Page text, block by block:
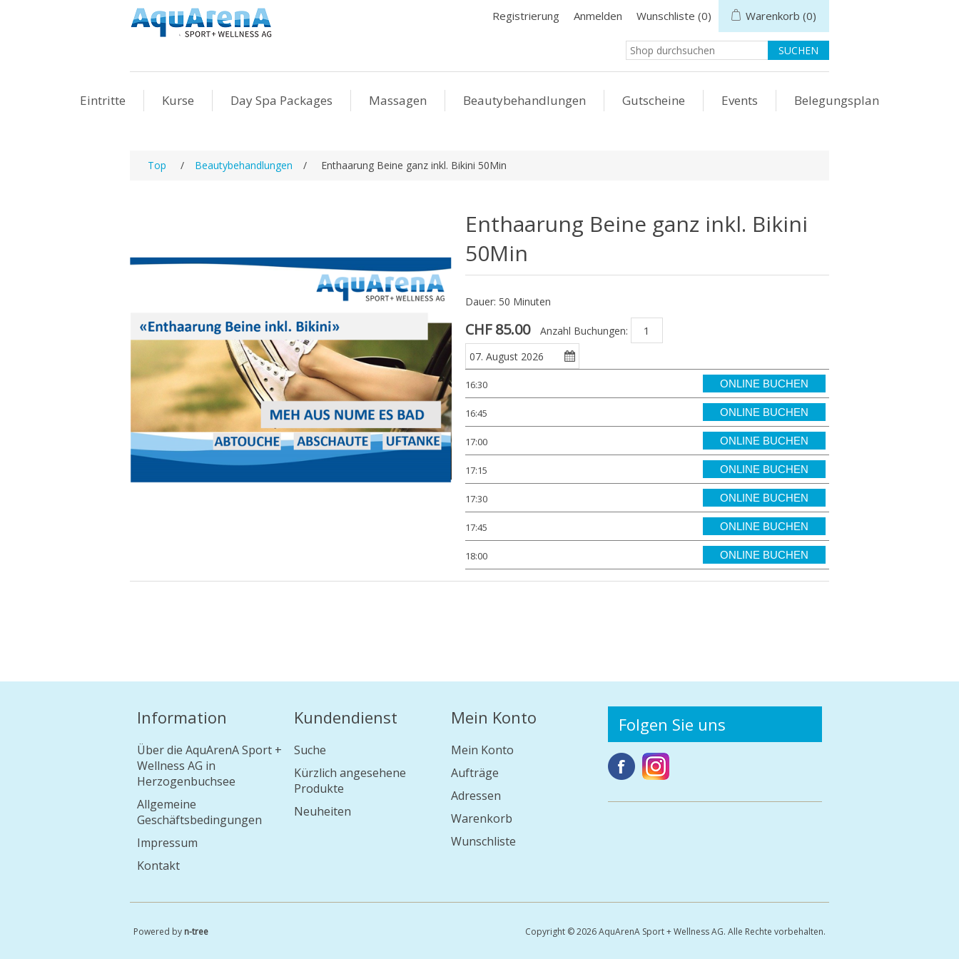
Registrierung Anmelden Wunschliste (0) Warenkorb (0)
Eintritte Kurse Day Spa Packages Massagen Beautybehandlungen Gutscheine Events Belegungsplan
Top / Beautybehandlungen / Enthaarung Beine ganz inkl. Bikini 50Min
Enthaarung Beine ganz inkl. Bikini
50Min
Dauer: 50 Minuten
CHF 85.00 Anzahl Buchungen:
16:30 ONLINE BUCHEN
16:45 ONLINE BUCHEN
17:00 ONLINE BUCHEN
17:15 ONLINE BUCHEN
17:30 ONLINE BUCHEN
17:45 ONLINE BUCHEN
18:00 ONLINE BUCHEN
Information
Über die AquArenA Sport +
Wellness AG in
Herzogenbuchsee
Allgemeine
Geschäftsbedingungen
Impressum
Kontakt
Kundendienst
Suche
Kürzlich angesehene
Produkte
Neuheiten
Mein Konto
Mein Konto
Aufträge
Adressen
Warenkorb
Wunschliste
Folgen Sie uns
Copyright © 2026 AquArenA Sport + Wellness AG. Alle Rechte vorbehalten.
Powered by n-tree